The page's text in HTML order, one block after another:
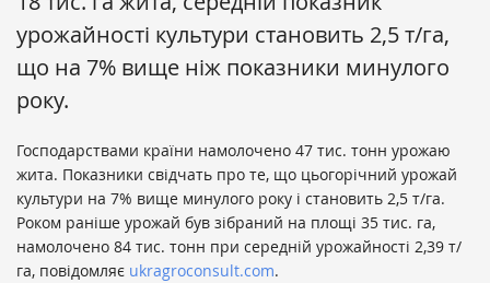
урожайності культури становить 2,5 т/га,
що на 7% вище ніж показники минулого
року.
Господарствами країни намолочено 47 тис. тонн урожаю
жита. Показники свідчать про те, що цьогорічний урожай
культури на 7% вище минулого року і становить 2,5 т/га.
Роком раніше урожай був зібраний на площі 35 тис. га,
намолочено 84 тис. тонн при середній урожайності 2,39 т/
га, повідомляє ukragroconsult.com.